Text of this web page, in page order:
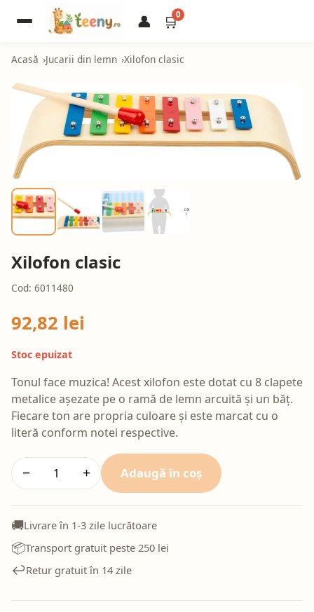
👤 🛒0
Acasă Jucarii din lemn Xilofon clasic
Xilofon clasic
Cod: 6011480
92,82 lei
Stoc epuizat
Tonul face muzica! Acest xilofon este dotat cu 8 clapete
metalice așezate pe o ramă de lemn arcuită și un băț.
Fiecare ton are propria culoare și este marcat cu o
literă conform notei respective.
− + Adaugă în coș
🚚Livrare în 1-3 zile lucrătoare
📦Transport gratuit peste 250 lei
↩️Retur gratuit în 14 zile